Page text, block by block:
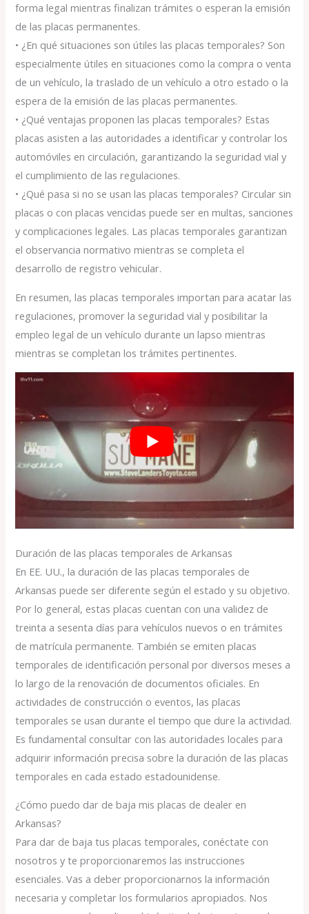
forma legal mientras finalizan trámites o esperan la emisión
de las placas permanentes.
• ¿En qué situaciones son útiles las placas temporales? Son
especialmente útiles en situaciones como la compra o venta
de un vehículo, la traslado de un vehículo a otro estado o la
espera de la emisión de las placas permanentes.
• ¿Qué ventajas proponen las placas temporales? Estas
placas asisten a las autoridades a identificar y controlar los
automóviles en circulación, garantizando la seguridad vial y
el cumplimiento de las regulaciones.
• ¿Qué pasa si no se usan las placas temporales? Circular sin
placas o con placas vencidas puede ser en multas, sanciones
y complicaciones legales. Las placas temporales garantizan
el observancia normativo mientras se completa el
desarrollo de registro vehicular.
En resumen, las placas temporales importan para acatar las
regulaciones, promover la seguridad vial y posibilitar la
empleo legal de un vehículo durante un lapso mientras
mientras se completan los trámites pertinentes.
Duración de las placas temporales de Arkansas
En EE. UU., la duración de las placas temporales de
Arkansas puede ser diferente según el estado y su objetivo.
Por lo general, estas placas cuentan con una validez de
treinta a sesenta días para vehículos nuevos o en trámites
de matrícula permanente. También se emiten placas
temporales de identificación personal por diversos meses a
lo largo de la renovación de documentos oficiales. En
actividades de construcción o eventos, las placas
temporales se usan durante el tiempo que dure la actividad.
Es fundamental consultar con las autoridades locales para
adquirir información precisa sobre la duración de las placas
temporales en cada estado estadounidense.
¿Cómo puedo dar de baja mis placas de dealer en
Arkansas?
Para dar de baja tus placas temporales, conéctate con
nosotros y te proporcionaremos las instrucciones
esenciales. Vas a deber proporcionarnos la información
necesaria y completar los formularios apropiados. Nos